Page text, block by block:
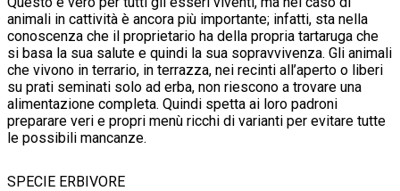
animali in cattività è ancora più importante; infatti, sta nella
conoscenza che il proprietario ha della propria tartaruga che
si basa la sua salute e quindi la sua sopravvivenza. Gli animali
che vivono in terrario, in terrazza, nei recinti all’aperto o liberi
su prati seminati solo ad erba, non riescono a trovare una
alimentazione completa. Quindi spetta ai loro padroni
preparare veri e propri menù ricchi di varianti per evitare tutte
le possibili mancanze.
SPECIE ERBIVORE